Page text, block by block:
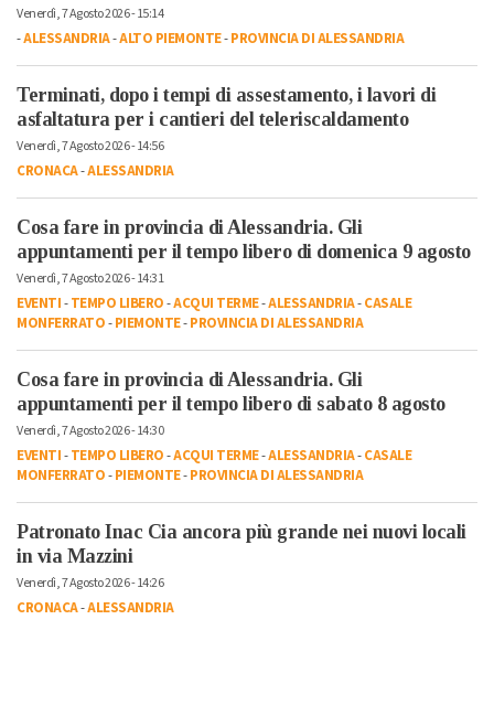
Venerdì, 7 Agosto 2026 - 15:14
-ALESSANDRIA-ALTO PIEMONTE-PROVINCIA DI ALESSANDRIA
Terminati, dopo i tempi di assestamento, i lavori di
asfaltatura per i cantieri del teleriscaldamento
Venerdì, 7 Agosto 2026 - 14:56
CRONACA-ALESSANDRIA
Cosa fare in provincia di Alessandria. Gli
appuntamenti per il tempo libero di domenica 9 agosto
Venerdì, 7 Agosto 2026 - 14:31
EVENTI-TEMPO LIBERO-ACQUI TERME-ALESSANDRIA-CASALE
MONFERRATO-PIEMONTE-PROVINCIA DI ALESSANDRIA
Cosa fare in provincia di Alessandria. Gli
appuntamenti per il tempo libero di sabato 8 agosto
Venerdì, 7 Agosto 2026 - 14:30
EVENTI-TEMPO LIBERO-ACQUI TERME-ALESSANDRIA-CASALE
MONFERRATO-PIEMONTE-PROVINCIA DI ALESSANDRIA
Patronato Inac Cia ancora più grande nei nuovi locali
in via Mazzini
Venerdì, 7 Agosto 2026 - 14:26
CRONACA-ALESSANDRIA